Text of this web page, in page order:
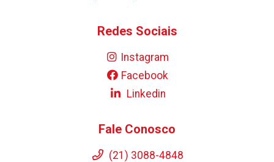
Redes Sociais
Instagram
Facebook
Linkedin
Fale Conosco
(21) 3088-4848